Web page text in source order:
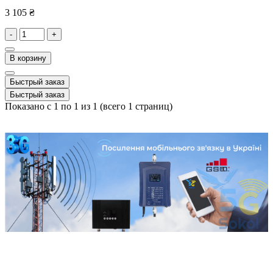
3 105 ₴
- +
В корзину
Быстрый заказ
Быстрый заказ
Показано с 1 по 1 из 1 (всего 1 страниц)